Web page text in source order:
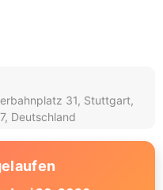
31, Stuttgart,
Deutschland